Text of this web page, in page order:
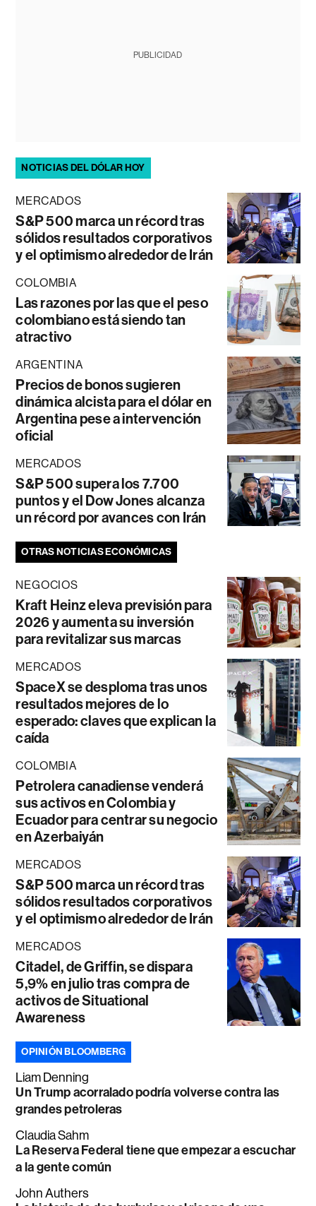
PUBLICIDAD
NOTICIAS DEL DÓLAR HOY
MERCADOS
S&P 500 marca un récord tras
sólidos resultados corporativos
y el optimismo alrededor de Irán
COLOMBIA
Las razones por las que el peso
colombiano está siendo tan
atractivo
ARGENTINA
Precios de bonos sugieren
dinámica alcista para el dólar en
Argentina pese a intervención
oficial
MERCADOS
S&P 500 supera los 7.700
puntos y el Dow Jones alcanza
un récord por avances con Irán
OTRAS NOTICIAS ECONÓMICAS
NEGOCIOS
Kraft Heinz eleva previsión para
2026 y aumenta su inversión
para revitalizar sus marcas
MERCADOS
SpaceX se desploma tras unos
resultados mejores de lo
esperado: claves que explican la
caída
COLOMBIA
Petrolera canadiense venderá
sus activos en Colombia y
Ecuador para centrar su negocio
en Azerbaiyán
MERCADOS
S&P 500 marca un récord tras
sólidos resultados corporativos
y el optimismo alrededor de Irán
MERCADOS
Citadel, de Griffin, se dispara
5,9% en julio tras compra de
activos de Situational
Awareness
OPINIÓN BLOOMBERG
Liam Denning
Un Trump acorralado podría volverse contra las
grandes petroleras
Claudia Sahm
La Reserva Federal tiene que empezar a escuchar
a la gente común
John Authers